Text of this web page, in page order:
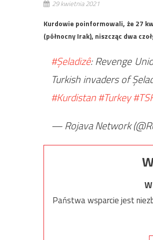
29 kwietnia 2021
Kurdowie poinformowali, że 27
(północny Irak), niszcząc dwa
#Şeladizê: Revenge
Turkish invaders of
#Kurdistan#Turkey
— Rojava Network
Państwa wsparcie jest